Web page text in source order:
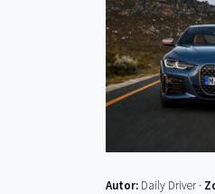
Autor: Daily Driver ·